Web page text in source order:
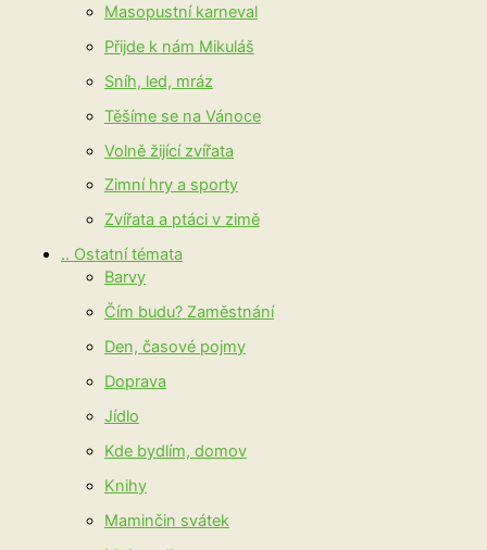
Masopustní karneval
Přijde k nám Mikuláš
Sníh, led, mráz
Těšíme se na Vánoce
Volně žijící zvířata
Zimní hry a sporty
Zvířata a ptáci v zimě
.. Ostatní témata
Barvy
Čím budu? Zaměstnání
Den, časové pojmy
Doprava
Jídlo
Kde bydlím, domov
Knihy
Maminčin svátek